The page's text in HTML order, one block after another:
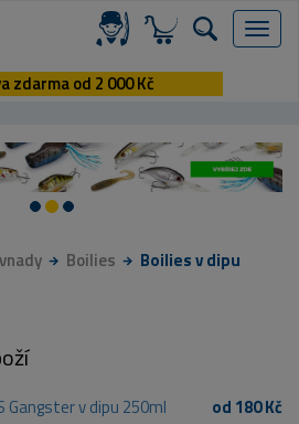
Menu
zdarma od 2 000 Kč
Boilies Boilies v dipu
Gangster v dipu 250ml od 180 Kč